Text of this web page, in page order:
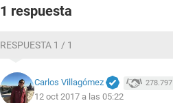
1 respuesta
RESPUESTA 1 / 1
Carlos Villagómez 278.797
12 oct 2017 a las 05:22